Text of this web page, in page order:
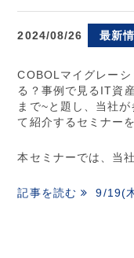
2024/08/26 最新
COBOLマイグレー
る？事例で見るIT資
まで~と題し、当社
て紹介するセミナー
本セミナーでは、当
記事を読む 9/19(